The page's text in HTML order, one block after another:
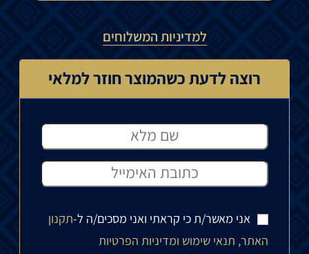
למדיניות המשלוחים
רוצה לדעת כשהמוצר חוזר למלאי
אני מאשר/ת כי קראתי ואני מסכים/ה ל-תקנון
האתר, תנאי שימוש ומדיניות הפרטיות